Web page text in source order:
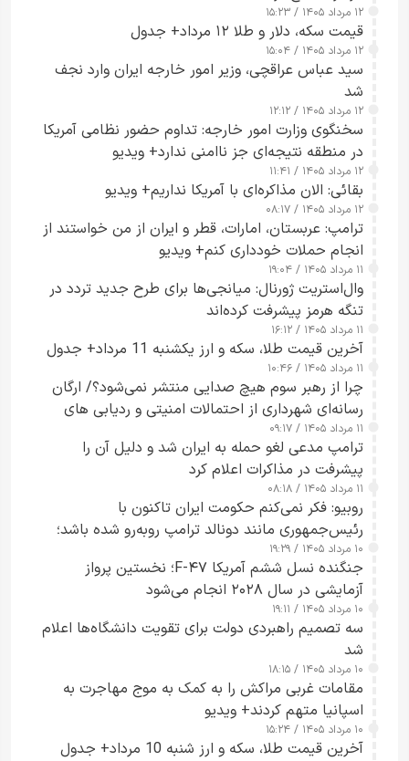
۱۲ مرداد ۱۴۰۵ / ۱۵:۲۳
قیمت سکه، دلار و طلا ۱۲ مرداد+ جدول
۱۲ مرداد ۱۴۰۵ / ۱۵:۰۴
سید عباس عراقچی، وزیر امور خارجه ایران وارد نجف
شد
۱۲ مرداد ۱۴۰۵ / ۱۲:۱۲
سخنگوی وزارت امور خارجه: تداوم حضور نظامی آمریکا
در منطقه نتیجه‌ای جز ناامنی ندارد+ ویدیو
۱۲ مرداد ۱۴۰۵ / ۱۱:۴۱
بقائی: الان مذاکره‌ای با آمریکا نداریم+ ویدیو
۱۲ مرداد ۱۴۰۵ / ۰۸:۱۷
ترامپ: عربستان، امارات، قطر و ایران از من خواستند از
انجام حملات خودداری کنم+ ویدیو
۱۱ مرداد ۱۴۰۵ / ۱۹:۰۴
وال‌استریت ژورنال: میانجی‌ها برای طرح جدید تردد در
تنگه هرمز پیشرفت کرده‌اند
۱۱ مرداد ۱۴۰۵ / ۱۶:۱۲
آخرین قیمت طلا، سکه و ارز یکشنبه 11 مرداد+ جدول
۱۱ مرداد ۱۴۰۵ / ۱۰:۴۶
چرا از رهبر سوم هیچ صدایی منتشر نمی‌شود؟/ ارگان
رسانه‌ای شهرداری از احتمالات امنیتی و ردیابی های
جاسوسی گفت
۱۱ مرداد ۱۴۰۵ / ۰۹:۱۷
ترامپ مدعی لغو حمله به ایران شد و دلیل آن را
پیشرفت در مذاکرات اعلام کرد
۱۱ مرداد ۱۴۰۵ / ۰۸:۱۸
روبیو: فکر نمی‌کنم حکومت ایران تاکنون با
رئیس‌جمهوری مانند دونالد ترامپ روبه‌رو شده باشد؛
کسی که واقعاً دست به اقدام می‌زند
۱۰ مرداد ۱۴۰۵ / ۱۹:۲۹
جنگنده نسل ششم آمریکا F-۴۷؛ نخستین پرواز
آزمایشی در سال ۲۰۲۸ انجام می‌شود
۱۰ مرداد ۱۴۰۵ / ۱۹:۱۱
سه تصمیم راهبردی دولت برای تقویت دانشگاه‌ها اعلام
شد
۱۰ مرداد ۱۴۰۵ / ۱۸:۱۵
مقامات غربی مراکش را به کمک به موج مهاجرت به
اسپانیا متهم کردند+ ویدیو
۱۰ مرداد ۱۴۰۵ / ۱۵:۲۴
آخرین قیمت طلا، سکه و ارز شنبه 10 مرداد+ جدول